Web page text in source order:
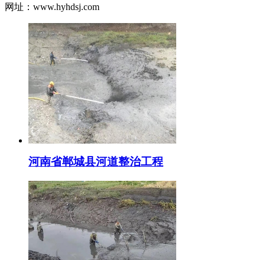
网址：www.hyhdsj.com
河南省郸城县河道整治工程